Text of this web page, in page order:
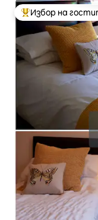
Най-популярен
Избор на